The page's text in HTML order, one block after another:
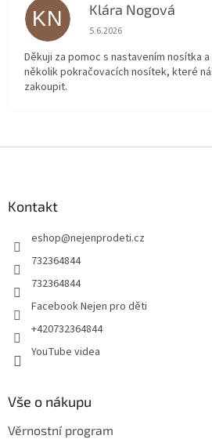
KN Klára Nogová
Hodnocení obchodu je 5 z
5.6.2026
Děkuji za pomoc s nastavením nosítka
několik pokračovacích nosítek, které
zakoupit.
Kontakt
eshop@nejenprodeti.cz
732364844
732364844
Facebook Nejen pro děti
+420732364844
YouTube videa
Vše o nákupu
Věrnostní program